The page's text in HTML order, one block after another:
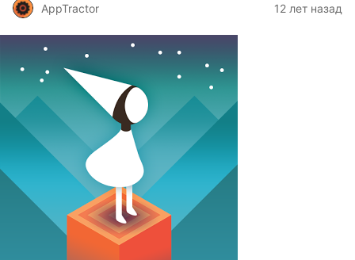
AppTractor 12 лет назад